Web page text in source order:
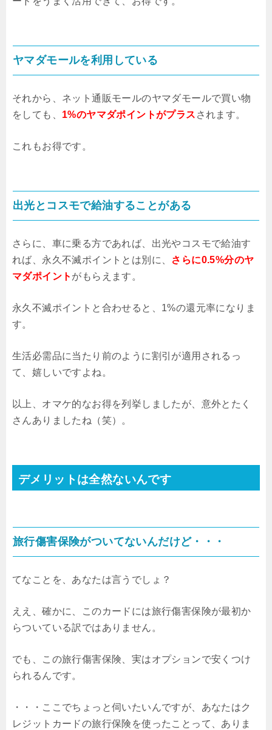
ヤマダモールを利用している
それから、ネット通販モールのヤマダモールで買い物
をしても、 1%のヤマダポイントがプラス されます。
これもお得です。
出光とコスモで給油することがある
さらに、車に乗る方であれば、出光やコスモで給油す
れば、永久不滅ポイントとは別に、 さらに0.5%分のヤ
マダポイント がもらえます。
永久不滅ポイントと合わせると、1%の還元率になりま
す。
生活必需品に当たり前のように割引が適用されるっ
て、嬉しいですよね。
以上、オマケ的なお得を列挙しましたが、意外とたく
さんありましたね（笑）。
デメリットは全然ないんです
旅行傷害保険がついてないんだけど・・・
てなことを、あなたは言うでしょ？
ええ、確かに、このカードには旅行傷害保険が最初か
らついている訳ではありません。
でも、この旅行傷害保険、実はオプションで安くつけ
られるんです。
・・・ここでちょっと伺いたいんですが、あなたはク
レジットカードの旅行保険を使ったことって、ありま